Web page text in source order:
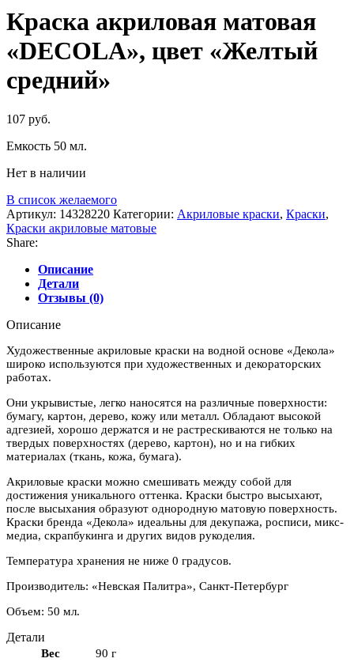
Краска акриловая матовая
«DECOLA», цвет «Желтый
средний»
107 руб.
Емкость 50 мл.
Нет в наличии
В список желаемого
Артикул: 14328220 Категории: Акриловые краски, Краски,
Краски акриловые матовые
Share:
Описание
Детали
Отзывы (0)
Описание
Художественные акриловые краски на водной основе «Декола»
широко используются при художественных и декораторских
работах.
Они укрывистые, легко наносятся на различные поверхности:
бумагу, картон, дерево, кожу или металл. Обладают высокой
адгезией, хорошо держатся и не растрескиваются не только на
твердых поверхностях (дерево, картон), но и на гибких
материалах (ткань, кожа, бумага).
Акриловые краски можно смешивать между собой для
достижения уникального оттенка. Краски быстро высыхают,
после высыхания образуют однородную матовую поверхность.
Краски бренда «Декола» идеальны для декупажа, росписи, микс-
медиа, скрапбукинга и других видов рукоделия.
Температура хранения не ниже 0 градусов.
Производитель: «Невская Палитра», Санкт-Петербург
Объем: 50 мл.
Детали
Вес
90 г